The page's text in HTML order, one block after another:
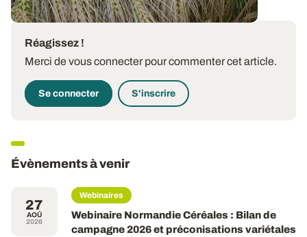
Réagissez !
Merci de vous connecter pour commenter cet article.
Se connecter S'inscrire
Évènements à venir
27
AOÛ
2026
Webinaires
Webinaire Normandie Céréales : Bilan de
campagne 2026 et préconisations variétales